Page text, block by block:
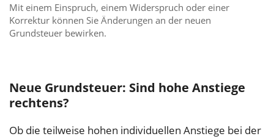
Mit einem Einspruch, einem Widerspruch oder einer
Korrektur können Sie Änderungen an der neuen
Grundsteuer bewirken.
Neue Grundsteuer: Sind hohe Anstiege
rechtens?
Ob die teilweise hohen individuellen Anstiege bei der